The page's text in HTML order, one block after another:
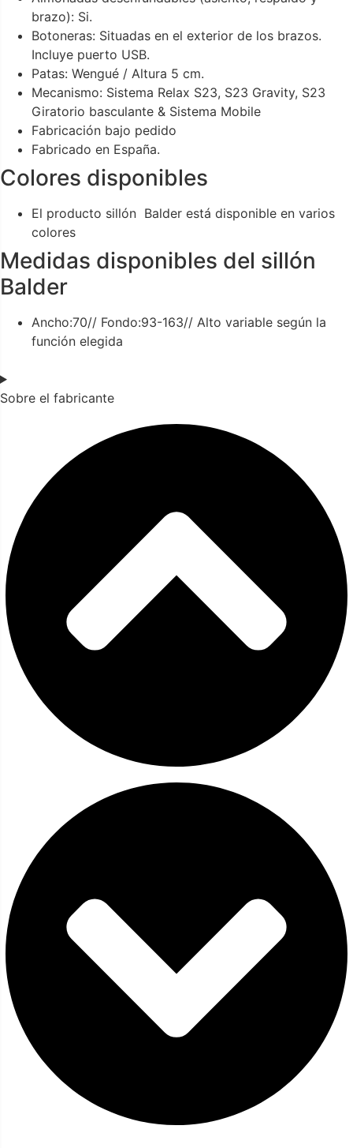
brazo): Si.
Botoneras: Situadas en el exterior de los brazos.
Incluye puerto USB.
Patas: Wengué / Altura 5 cm.
Mecanismo: Sistema Relax S23, S23 Gravity, S23
Giratorio basculante & Sistema Mobile
Fabricación bajo pedido
Fabricado en España.
Colores disponibles
El producto sillón Balder está disponible en varios
colores
Medidas disponibles del sillón
Balder
Ancho:70// Fondo:93-163// Alto variable según la
función elegida
Sobre el fabricante